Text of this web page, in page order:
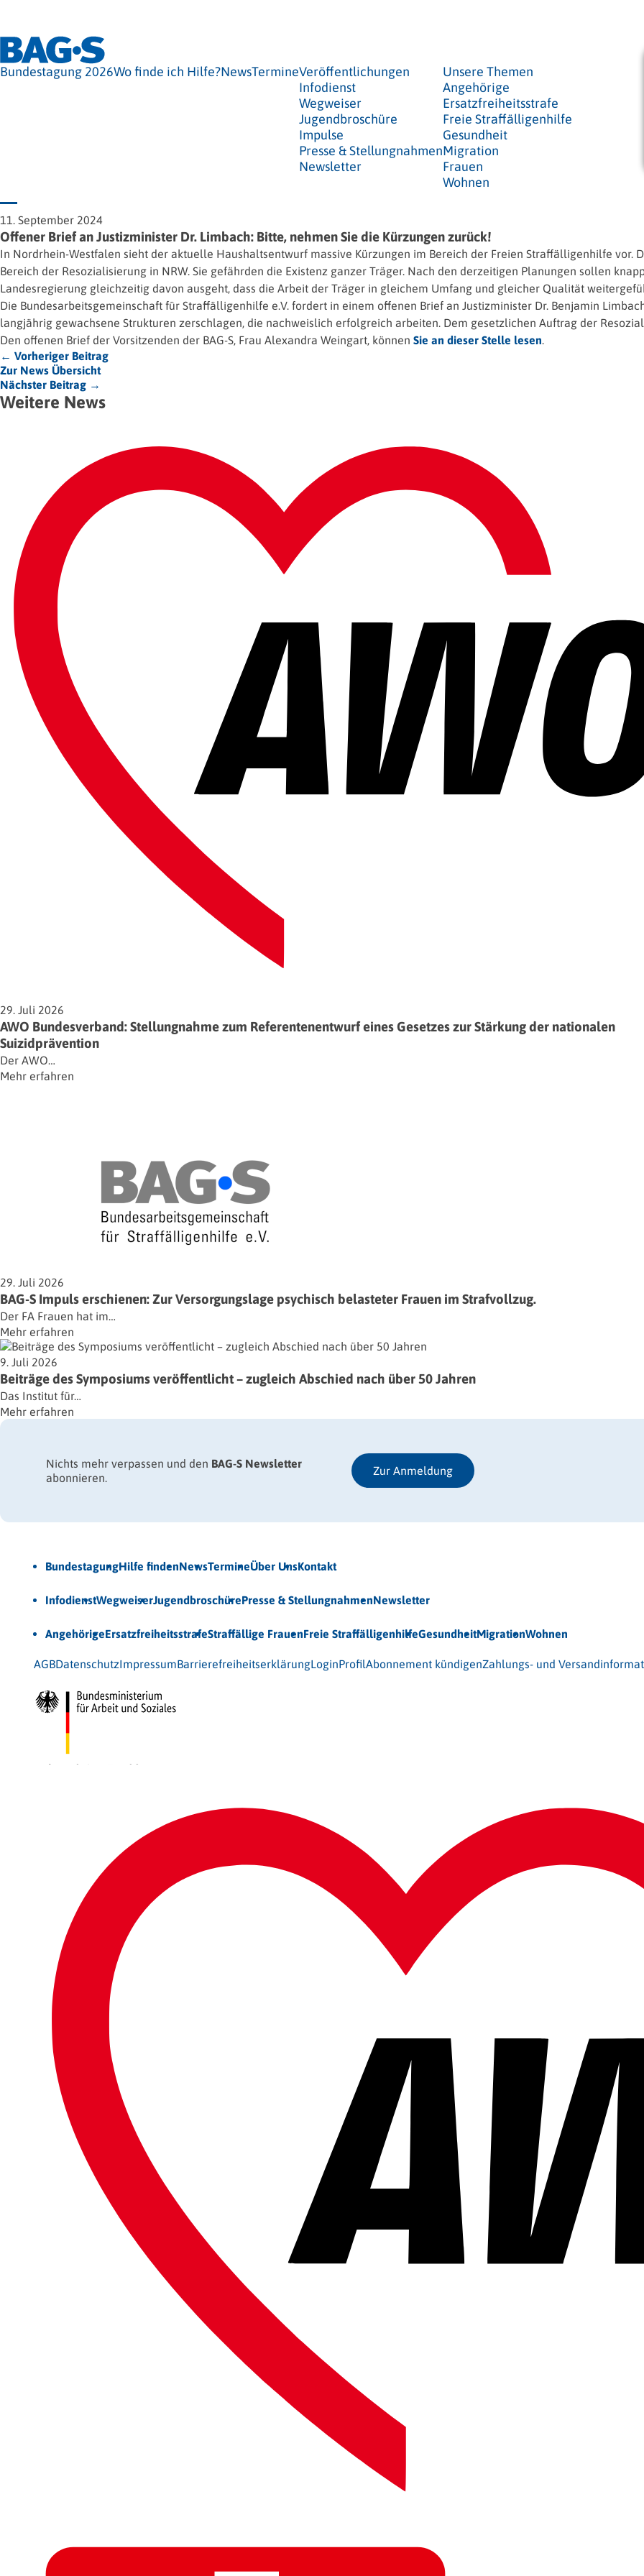
Bundestagung 2026Wo finde ich Hilfe?NewsTermineVeröffentlichungen
Infodienst
Wegweiser
Jugendbroschüre
Impulse
Presse & Stellungnahmen
Newsletter
Unsere Themen
Angehörige
Ersatzfreiheitsstrafe
Freie Straffälligenhilfe
Gesundheit
Migration
Frauen
Wohnen
11. September 2024
Offener Brief an Justizminister Dr. Limbach: Bitte, nehmen Sie die Kürzungen zurück!
In Nordrhein-Westfalen sieht der aktuelle Haushaltsentwurf massive Kürzungen im Bereich der Freien Straffälligenhilfe vor.
Bereich der Resozialisierung in NRW. Sie gefährden die Existenz ganzer Träger. Nach den derzeitigen Planungen sollen
Landesregierung gleichzeitig davon ausgeht, dass die Arbeit der Träger in gleichem Umfang und gleicher Qualität
Die Bundesarbeitsgemeinschaft für Straffälligenhilfe e.V. fordert in einem offenen Brief an Justizminister Dr. Benjamin
langjährig gewachsene Strukturen zerschlagen, die nachweislich erfolgreich arbeiten. Dem gesetzlichen Auftrag der
Den offenen Brief der Vorsitzenden der BAG-S, Frau Alexandra Weingart, können Sie an dieser Stelle lesen.
← Vorheriger Beitrag
Zur News Übersicht
Nächster Beitrag →
Weitere News
29. Juli 2026
AWO Bundesverband: Stellungnahme zum Referentenentwurf eines Gesetzes zur Stärkung der nationalen
Suizidprävention
Der AWO…
Mehr erfahren
29. Juli 2026
BAG-S Impuls erschienen: Zur Versorgungslage psychisch belasteter Frauen im Strafvollzug.
Der FA Frauen hat im…
Mehr erfahren
9. Juli 2026
Beiträge des Symposiums veröffentlicht – zugleich Abschied nach über 50 Jahren
Das Institut für…
Mehr erfahren
Nichts mehr verpassen und den BAG-S Newsletter
abonnieren.
Zur Anmeldung
BundestagungHilfe findenNewsTermineÜber UnsKontakt
InfodienstWegweiserJugendbroschürePresse & StellungnahmenNewsletter
AngehörigeErsatzfreiheitsstrafeStraffällige FrauenFreie StraffälligenhilfeGesundheitMigrationWohnen
AGBDatenschutzImpressumBarrierefreiheitserklärungLoginProfilAbonnement kündigenZahlungs- und